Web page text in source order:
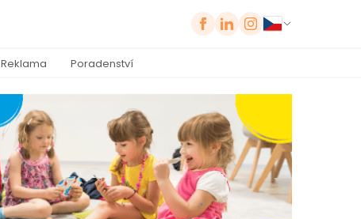
Reklama Poradenství